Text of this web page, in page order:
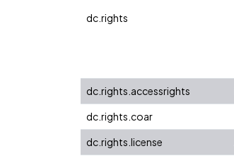
dc.rights
dc.rights.accessrights
dc.rights.coar
dc.rights.license